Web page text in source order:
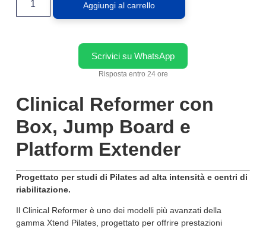
Aggiungi al carrello
Scrivici su WhatsApp
Risposta entro 24 ore
Clinical Reformer con
Box, Jump Board e
Platform Extender
Progettato per studi di Pilates ad alta intensità e centri di
riabilitazione.
Il Clinical Reformer è uno dei modelli più avanzati della
gamma Xtend Pilates, progettato per offrire prestazioni